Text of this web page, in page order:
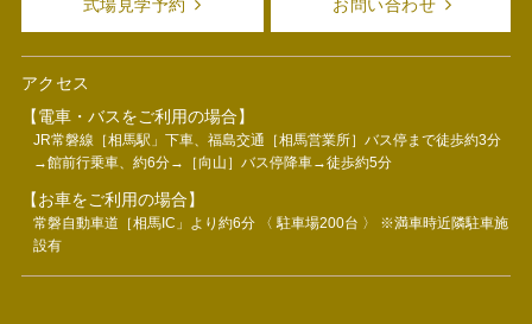
式場見学予約 お問い合わせ
アクセス
【電車・バスをご利用の場合】
JR常磐線［相馬駅」下車、福島交通［相馬営業所］バス停まで徒歩約3分
→館前行乗車、約6分→［向山］バス停降車→徒歩約5分
【お車をご利用の場合】
常磐自動車道［相馬IC」より約6分 〈 駐車場200台 〉 ※満車時近隣駐車施
設有